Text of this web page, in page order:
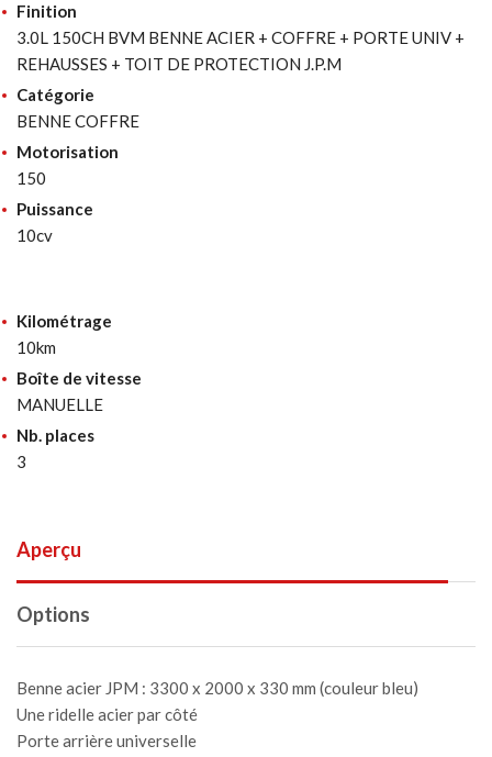
Finition
3.0L 150CH BVM BENNE ACIER + COFFRE + PORTE UNIV +
REHAUSSES + TOIT DE PROTECTION J.P.M
Catégorie
BENNE COFFRE
Motorisation
150
Puissance
10cv
Kilométrage
10km
Boîte de vitesse
MANUELLE
Nb. places
3
Aperçu
Options
Benne acier JPM : 3300 x 2000 x 330 mm (couleur bleu)
Une ridelle acier par côté
Porte arrière universelle